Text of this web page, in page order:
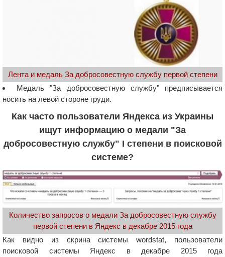
Лента и медаль За добросовестную службу первой степени
Медаль "За добросовестную службу" предписывается
носить на левой стороне груди.
Как часто пользователи Яндекса из Украины
ищут информацию о медали "За
добросовестную службу" I степени в поисковой
системе?
Количество запросов о медали За добросовестную службу
первой степени в Яндекс в декабре 2015 года
Как видно из скрина системы wordstat, пользователи
поисковой системы Яндекс в декабре 2015 года